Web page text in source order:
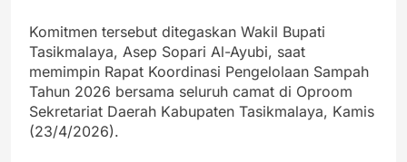
Komitmen tersebut ditegaskan Wakil Bupati
Tasikmalaya, Asep Sopari Al-Ayubi, saat
memimpin Rapat Koordinasi Pengelolaan Sampah
Tahun 2026 bersama seluruh camat di Oproom
Sekretariat Daerah Kabupaten Tasikmalaya, Kamis
(23/4/2026).